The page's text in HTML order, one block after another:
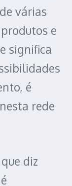
várias
e
significa
é
rede
diz